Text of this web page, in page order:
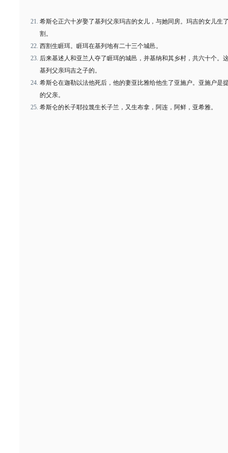
希斯仑正六十岁娶了基列父亲玛吉的女儿，与她同房。玛吉的女儿生
割。
西割生睚珥。睚珥在基列地有二十三个城邑。
后来基述人和亚兰人夺了睚珥的城邑，并基纳和其乡村，共六十个。
基列父亲玛吉之子的。
希斯仑在迦勒以法他死后，他的妻亚比雅给他生了亚施户。亚施户是
的父亲。
希斯仑的长子耶拉篾生长子兰，又生布拿，阿连，阿鲜，亚希雅。